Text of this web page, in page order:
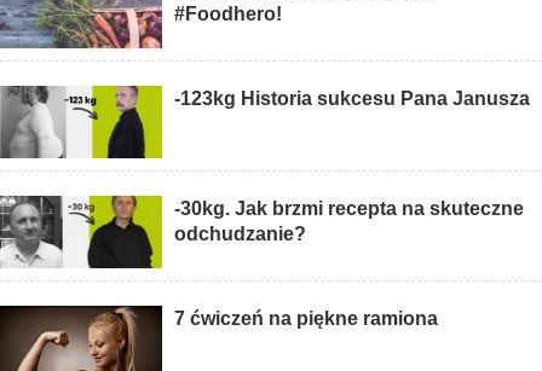
#Foodhero!
-123kg Historia sukcesu Pana Janusza
-30kg. Jak brzmi recepta na skuteczne
odchudzanie?
7 ćwiczeń na piękne ramiona